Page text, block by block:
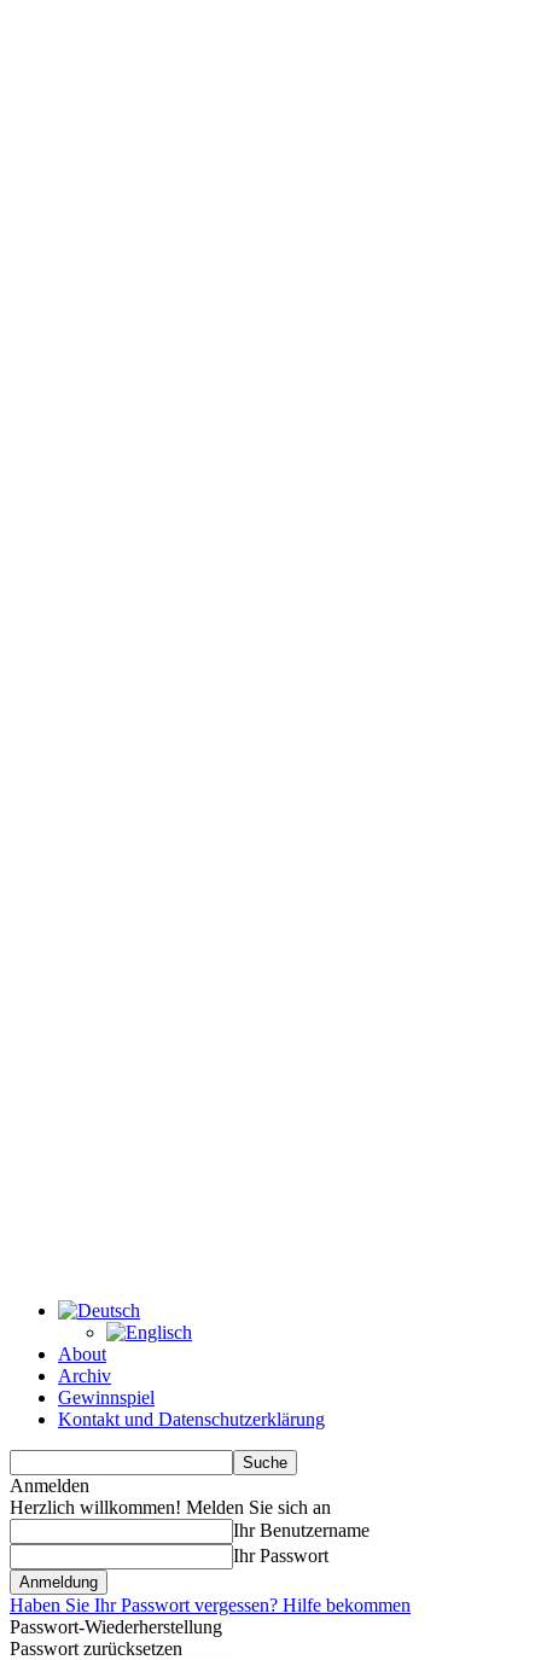
About
Archiv
Gewinnspiel
Kontakt und Datenschutzerklärung
Anmelden
Herzlich willkommen! Melden Sie sich an
Ihr Benutzername
Ihr Passwort
Haben Sie Ihr Passwort vergessen? Hilfe bekommen
Passwort-Wiederherstellung
Passwort zurücksetzen